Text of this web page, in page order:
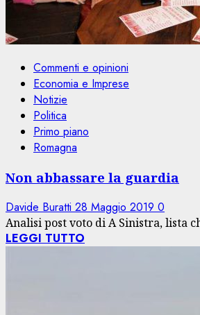
Commenti e opinioni
Economia e Imprese
Notizie
Politica
Primo piano
Romagna
Non abbassare la guardia
Davide Buratti 28 Maggio 2019 0
Analisi post voto di A Sinistra, lista
LEGGI TUTTO